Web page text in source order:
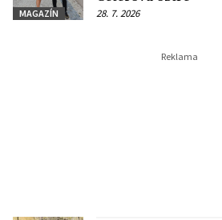
MAGAZÍN 28. 7. 2026